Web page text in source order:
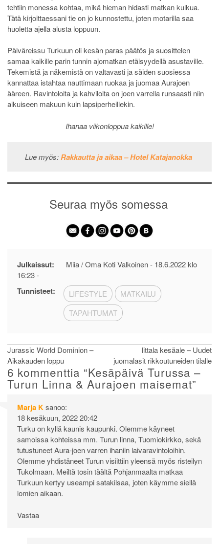
tehtiin monessa kohtaa, mikä hieman hidasti matkan kulkua.
Tätä kirjoittaessani tie on jo kunnostettu, joten motarilla saa
huoletta ajella alusta loppuun.
Päiväreissu Turkuun oli kesän paras päätös ja suosittelen
samaa kaikille parin tunnin ajomatkan etäisyydellä asustaville.
Tekemistä ja näkemistä on valtavasti ja säiden suosiessa
kannattaa istahtaa nauttimaan ruokaa ja juomaa Aurajoen
ääreen. Ravintoloita ja kahviloita on joen varrella runsaasti niin
aikuiseen makuun kuin lapsiperheillekin.
Ihanaa viikonloppua kaikille!
Lue myös:Rakkautta ja aikaa – Hotel Katajanokka
Seuraa myös somessa
Julkaissut: Miia / Oma Koti Valkoinen - 18.6.2022 klo
16:23-
Tunnisteet: LIFESTYLE
MATKAILU
TAPAHTUMAT
Artikkelien
selaus
Jurassic World Dominion –
Aikakauden loppu
Iittala kesäale – Uudet
juomalasit rikkoutuneiden tilalle
6 kommenttia “Kesäpäivä Turussa –
Turun Linna & Aurajoen maisemat”
Marja Ksanoo:
18 kesäkuun, 2022 20:42
Turku on kyllä kaunis kaupunki. Olemme käyneet
samoissa kohteissa mm. Turun linna, Tuomiokirkko, sekä
tutustuneet Aura-joen varren ihaniin laivaravintoloihin.
Olemme yhdistäneet Turun visiittiin yleensä myös risteilyn
Tukolmaan. Meiltä tosin täältä Pohjanmaalta matkaa
Turkuun kertyy useampi satakilsaa, joten käymme siellä
lomien aikaan.
Vastaa